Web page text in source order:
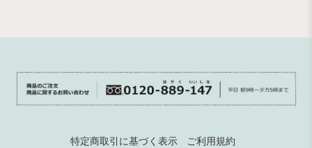
特定商取引に基づく表示
ご利用規約